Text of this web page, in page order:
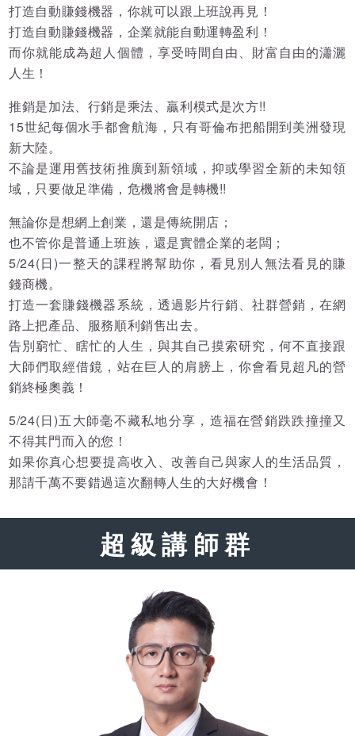
打造自動賺錢機器，你就可以跟上班說再見！
打造自動賺錢機器，企業就能自動運轉盈利！
而你就能成為超人個體，享受時間自由、財富自由的瀟灑
人生！
推銷是加法、行銷是乘法、贏利模式是次方!!
15世紀每個水手都會航海，只有哥倫布把船開到美洲發現
新大陸。
不論是運用舊技術推廣到新領域，抑或學習全新的未知領
域，只要做足準備，危機將會是轉機!!
無論你是想網上創業，還是傳統開店；
也不管你是普通上班族，還是實體企業的老闆；
5/24(日)一整天的課程將幫助你，看見別人無法看見的賺
錢商機。
打造一套賺錢機器系統，透過影片行銷、社群營銷，在網
路上把產品、服務順利銷售出去。
告別窮忙、瞎忙的人生，與其自己摸索研究，何不直接跟
大師們取經借鏡，站在巨人的肩膀上，你會看見超凡的營
銷終極奧義！
5/24(日)五大師毫不藏私地分享，造福在營銷跌跌撞撞又
不得其門而入的您！
如果你真心想要提高收入、改善自己與家人的生活品質，
那請千萬不要錯過這次翻轉人生的大好機會！
超級講師群